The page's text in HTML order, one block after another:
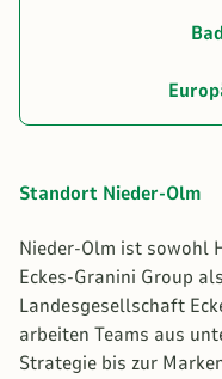
Standort Nieder-Olm
Nieder-Olm ist sowohl
Eckes-Granini Group
Landesgesellschaft
arbeiten Teams aus
Strategie bis zur